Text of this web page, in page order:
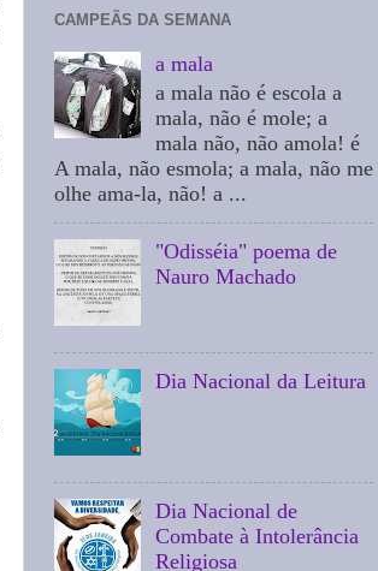
CAMPEÃS DA SEMANA
a mala
a mala não é escola a
mala, não é mole; a
mala não, não amola! é
A mala, não esmola; a mala, não me
olhe ama-la, não! a ...
"Odisséia" poema de
Nauro Machado
Dia Nacional da Leitura
Dia Nacional de
Combate à Intolerância
Religiosa